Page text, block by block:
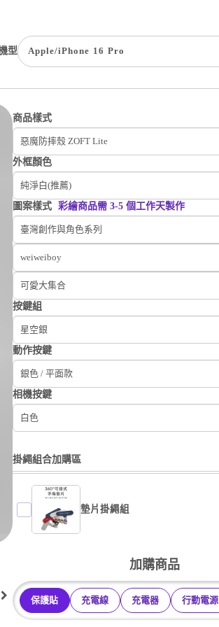
型 Apple/iPhone 16 Pro
商品樣式
惡魔防摔殼 ZOFT Lite
外框顏色
純淨白(推薦)
圖案樣式
彩繪商品需 3-5 個工作天製作
臺灣創作與角色系列
weiweiboy
可愛大集合
按鍵組
星空銀
動作按鍵
銀色 / 平面款
相機按鍵
白色
掛繩組合加購區
墊片掛繩組
掛繩
加購商品
保護貼 充電線 充電器 行動電源